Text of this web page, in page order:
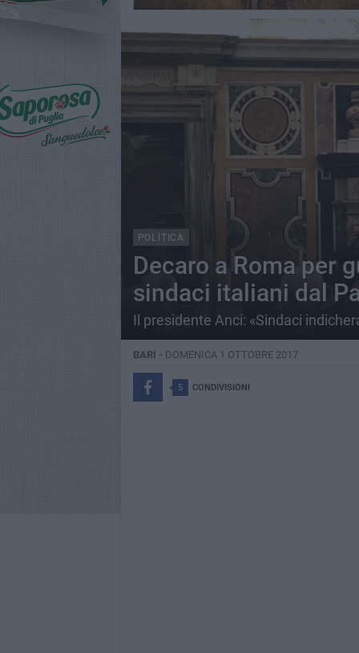
POLITICA
Decaro a Roma per
sindaci italiani dal
Il presidente Anci: «Sindaci
BARI - DOMENICA 1 OTTOBRE 2017
5 CONDIVISIONI